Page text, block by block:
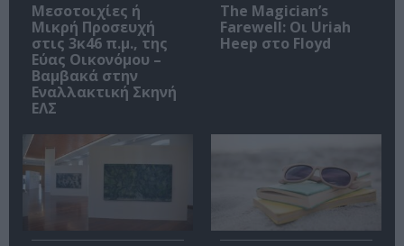
Μεσοτοιχίες ή
Μικρή Προσευχή
στις 3κ46 π.μ., της
Εύας Οικονόμου –
Βαμβακά στην
Εναλλακτική Σκηνή
ΕΛΣ
The Magician’s
Farewell: Οι Uriah
Heep στο Floyd